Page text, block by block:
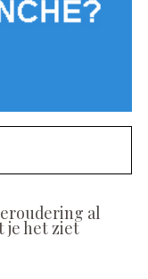
al
je het ziet